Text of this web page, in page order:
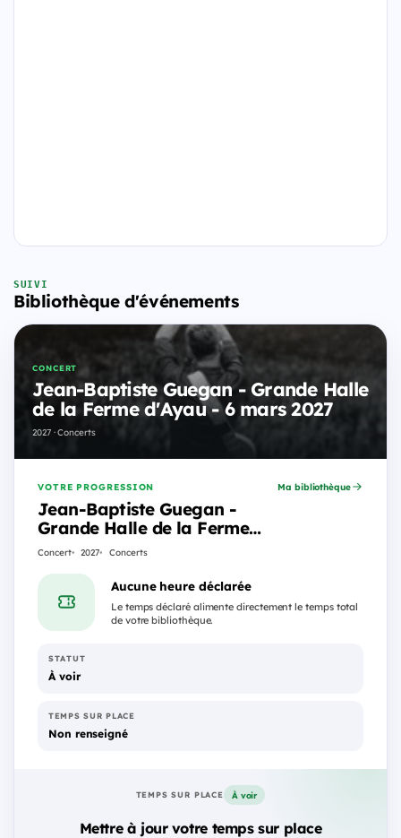
SUIVI
Bibliothèque d'événements
CONCERT
Jean-Baptiste Guegan - Grande Halle
de la Ferme d'Ayau - 6 mars 2027
2027 · Concerts
VOTRE PROGRESSION
Jean-Baptiste Guegan -
Grande Halle de la Ferme
d'Ayau - 6 mars 2027
Concert 2027 Concerts
Ma bibliothèque
Aucune heure déclarée
Le temps déclaré alimente directement le temps total
de votre bibliothèque.
STATUT
À voir
TEMPS SUR PLACE
Non renseigné
TEMPS SUR PLACE À voir
Mettre à jour votre temps sur place